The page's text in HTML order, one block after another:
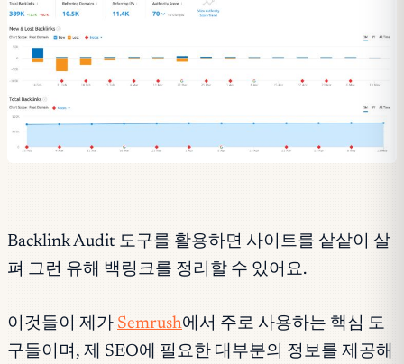
Backlink Audit 도구를 활용하면 사이트를 샅샅이 살
펴 그런 유해 백링크를 정리할 수 있어요.
이것들이 제가 Semrush에서 주로 사용하는 핵심 도
구들이며, 제 SEO에 필요한 대부분의 정보를 제공해